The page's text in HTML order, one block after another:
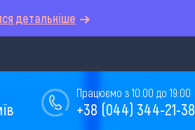
детальніше
Працюємо з 10:00 до 19:00
+38 (044) 344-21-38